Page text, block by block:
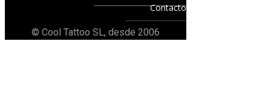
Contacto
© Cool Tattoo SL, desde 2006